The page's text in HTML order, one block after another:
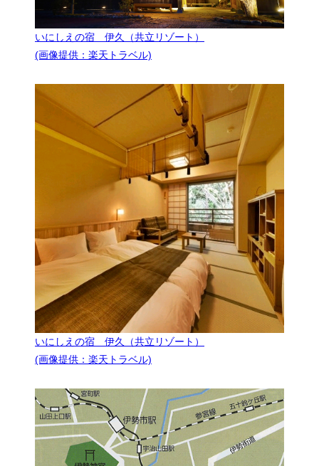
いにしえの宿 伊久（共立リゾート）
(画像提供：楽天トラベル)
いにしえの宿 伊久（共立リゾート）
(画像提供：楽天トラベル)